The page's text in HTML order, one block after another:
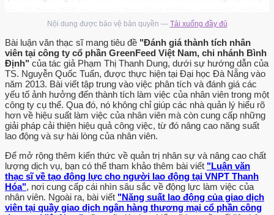
người không hoàn thành nhiệm vụ được giao sẽ bị xử phạt tuỳ theo
mức độ. * Thúc đây nhân viên làm việc.
Đánh giá nhằm khuyến khích, động viên và thúc đây nhân viên làm
việc tốt hơn. Đánh giá là động cơ thúc đây các nhân viên làm việc
hết mình, gia tăng. sự đóng góp và hiệu suất làm việc của họ.
Thông qua các chính sách khen thưởng và kỷ luật sau khi đánh giá,
các nhân viên cảm thấy sự quan tâm của cấp.
trên đối với mình và từ đó khích lệ tỉnh thần hãng say làm việc hết
cho nhân viên về hiệu suất làm việc cia họ: Cung cấp thông tin phản
hồi là biện minh phô biến nhất trong tổ chức của hệ thống đánh giá
thành tích. Thông qua hiệu quả của đánh giá thành tích, người
đánh giá tìm hiểu chính xác đối tượng được đánh giá đã làm gì
Nội dung được bảo vệ bản quyền — Tải xuống đầy đủ
Bài luận văn thạc sĩ mang tiêu đề "Đánh giá thành tích nhân
viên tại công ty cổ phần GreenFeed Việt Nam, chi nhánh Bình
Định" của tác giả Phạm Thị Thanh Dung, dưới sự hướng dẫn của
TS. Nguyễn Quốc Tuấn, được thực hiện tại Đại học Đà Nẵng vào
năm 2013. Bài viết tập trung vào việc phân tích và đánh giá các
yếu tố ảnh hưởng đến thành tích làm việc của nhân viên trong một
công ty cụ thể. Qua đó, nó không chỉ giúp các nhà quản lý hiểu rõ
hơn về hiệu suất làm việc của nhân viên mà còn cung cấp những
giải pháp cải thiện hiệu quả công việc, từ đó nâng cao năng suất
lao động và sự hài lòng của nhân viên.
Để mở rộng thêm kiến thức về quản trị nhân sự và nâng cao chất
lượng dịch vụ, bạn có thể tham khảo thêm bài viết "Luận văn
thạc sĩ về tạo động lực cho người lao động tại VNPT Thanh
Hóa", nơi cung cấp cái nhìn sâu sắc về động lực làm việc của
nhân viên. Ngoài ra, bài viết "Năng suất lao động của giao dịch
viên tại quầy giao dịch ngân hàng thương mại cổ phần công